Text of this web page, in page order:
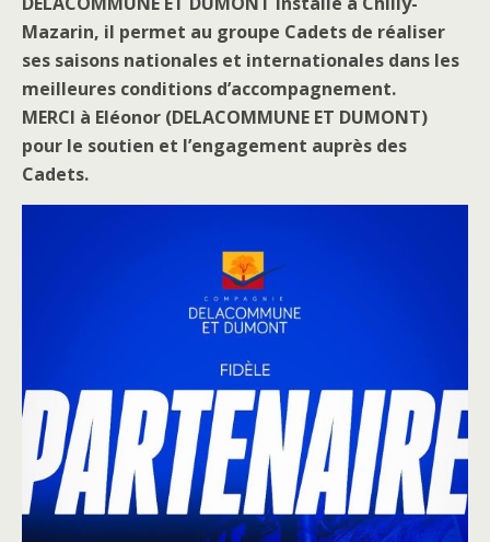
Mazarin, il permet au groupe Cadets de réaliser
ses saisons nationales et internationales dans les
meilleures conditions d’accompagnement.
MERCI à Eléonor (DELACOMMUNE ET DUMONT)
pour le soutien et l’engagement auprès des
Cadets.